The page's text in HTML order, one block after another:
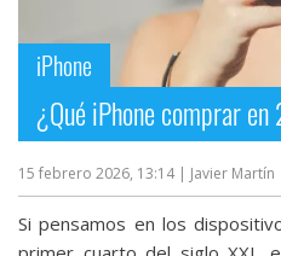
Operadores
Trucos
y
Tutoriales
iPhone
¿Qué iPhone comprar
15 febrero 2026, 13:14 | Javier Martín
Si pensamos en los